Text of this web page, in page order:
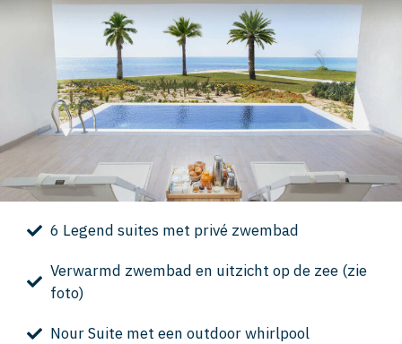
6 Legend suites met privé zwembad
Verwarmd zwembad en uitzicht op de zee (zie
foto)
Nour Suite met een outdoor whirlpool